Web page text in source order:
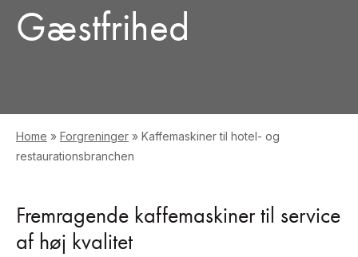
Home » Forgreninger » Kaffemaskiner til hotel- og
restaurationsbranchen
Gæstfrihed
Fremragende kaffemaskiner til service
af høj kvalitet